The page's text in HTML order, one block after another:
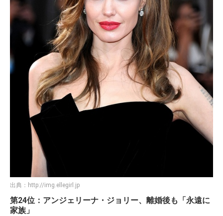
出典： http://img.ellegirl.jp
第24位：アンジェリーナ・ジョリー、離婚後も「永遠に
家族」